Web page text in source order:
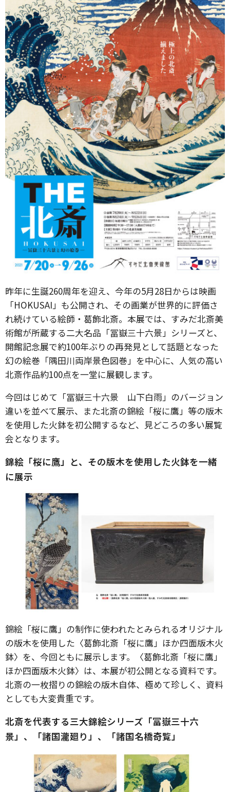
昨年に生誕260周年を迎え、今年の5月28日からは映画
「HOKUSAI」も公開され、その画業が世界的に評価さ
れ続けている絵師・葛飾北斎。本展では、すみだ北斎美
術館が所蔵する二大名品「冨嶽三十六景」シリーズと、
開館記念展で約100年ぶりの再発見として話題となった
幻の絵巻「隅田川両岸景色図巻」を中心に、人気の高い
北斎作品約100点を一堂に展観します。
今回はじめて「冨嶽三十六景 山下白雨」のバージョン
違いを並べて展示、また北斎の錦絵「桜に鷹」等の版木
を使用した火鉢を初公開するなど、見どころの多い展覧
会となります。
錦絵「桜に鷹」と、その版木を使用した火鉢を一緒
に展示
錦絵「桜に鷹」の制作に使われたとみられるオリジナル
の版木を使用した〈葛飾北斎「桜に鷹」ほか四面版木火
鉢〉を、今回ともに展示します。〈葛飾北斎「桜に鷹」
ほか四面版木火鉢〉は、本展が初公開となる資料です。
北斎の一枚摺りの錦絵の版木自体、極めて珍しく、資料
としても大変貴重です。
北斎を代表する三大錦絵シリーズ「冨嶽三十六
景」、「諸国瀧廻り」、「諸国名橋奇覧」